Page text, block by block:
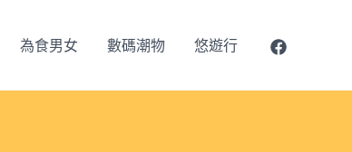
為食男女 數碼潮物 悠遊行